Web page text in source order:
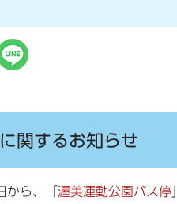
関するお知らせ
ら、「 渥美運動公園バス停